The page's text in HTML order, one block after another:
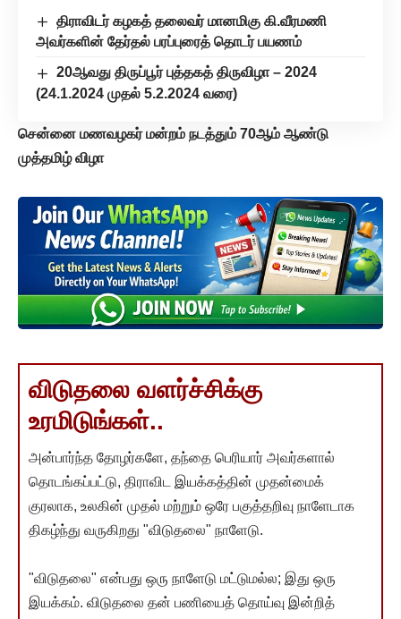
திராவிடர் கழகத் தலைவர் மானமிகு கி.வீரமணி
அவர்களின் தேர்தல் பரப்புரைத் தொடர் பயணம்
20ஆவது திருப்பூர் புத்தகத் திருவிழா – 2024
(24.1.2024 முதல் 5.2.2024 வரை)
சென்னை மணவழகர் மன்றம் நடத்தும் 70ஆம் ஆண்டு
முத்தமிழ் விழா
விடுதலை வளர்ச்சிக்கு
உரமிடுங்கள்..
அன்பார்ந்த தோழர்களே, தந்தை பெரியார் அவர்களால்
தொடங்கப்பட்டு, திராவிட இயக்கத்தின் முதன்மைக்
குரலாக, உலகின் முதல் மற்றும் ஒரே பகுத்தறிவு நாளேடாக
திகழ்ந்து வருகிறது "விடுதலை" நாளேடு.
"விடுதலை" என்பது ஒரு நாளேடு மட்டுமல்ல; இது ஒரு
இயக்கம். விடுதலை தன் பணியைத் தொய்வு இன்றித்